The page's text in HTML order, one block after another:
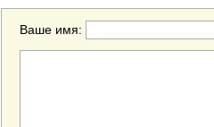
Ваше имя: